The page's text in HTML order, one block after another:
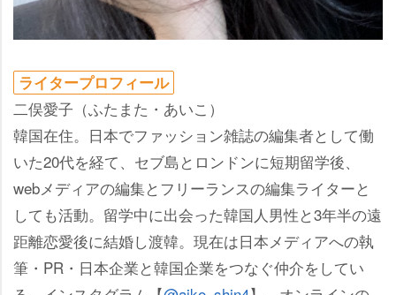
ライタープロフィール
二俣愛子（ふたまた・あいこ）
韓国在住。日本でファッション雑誌の編集者として働
いた20代を経て、セブ島とロンドンに短期留学後、
webメディアの編集とフリーランスの編集ライターと
しても活動。留学中に出会った韓国人男性と3年半の遠
距離恋愛後に結婚し渡韓。現在は日本メディアへの執
筆・PR・日本企業と韓国企業をつなぐ仲介をしてい